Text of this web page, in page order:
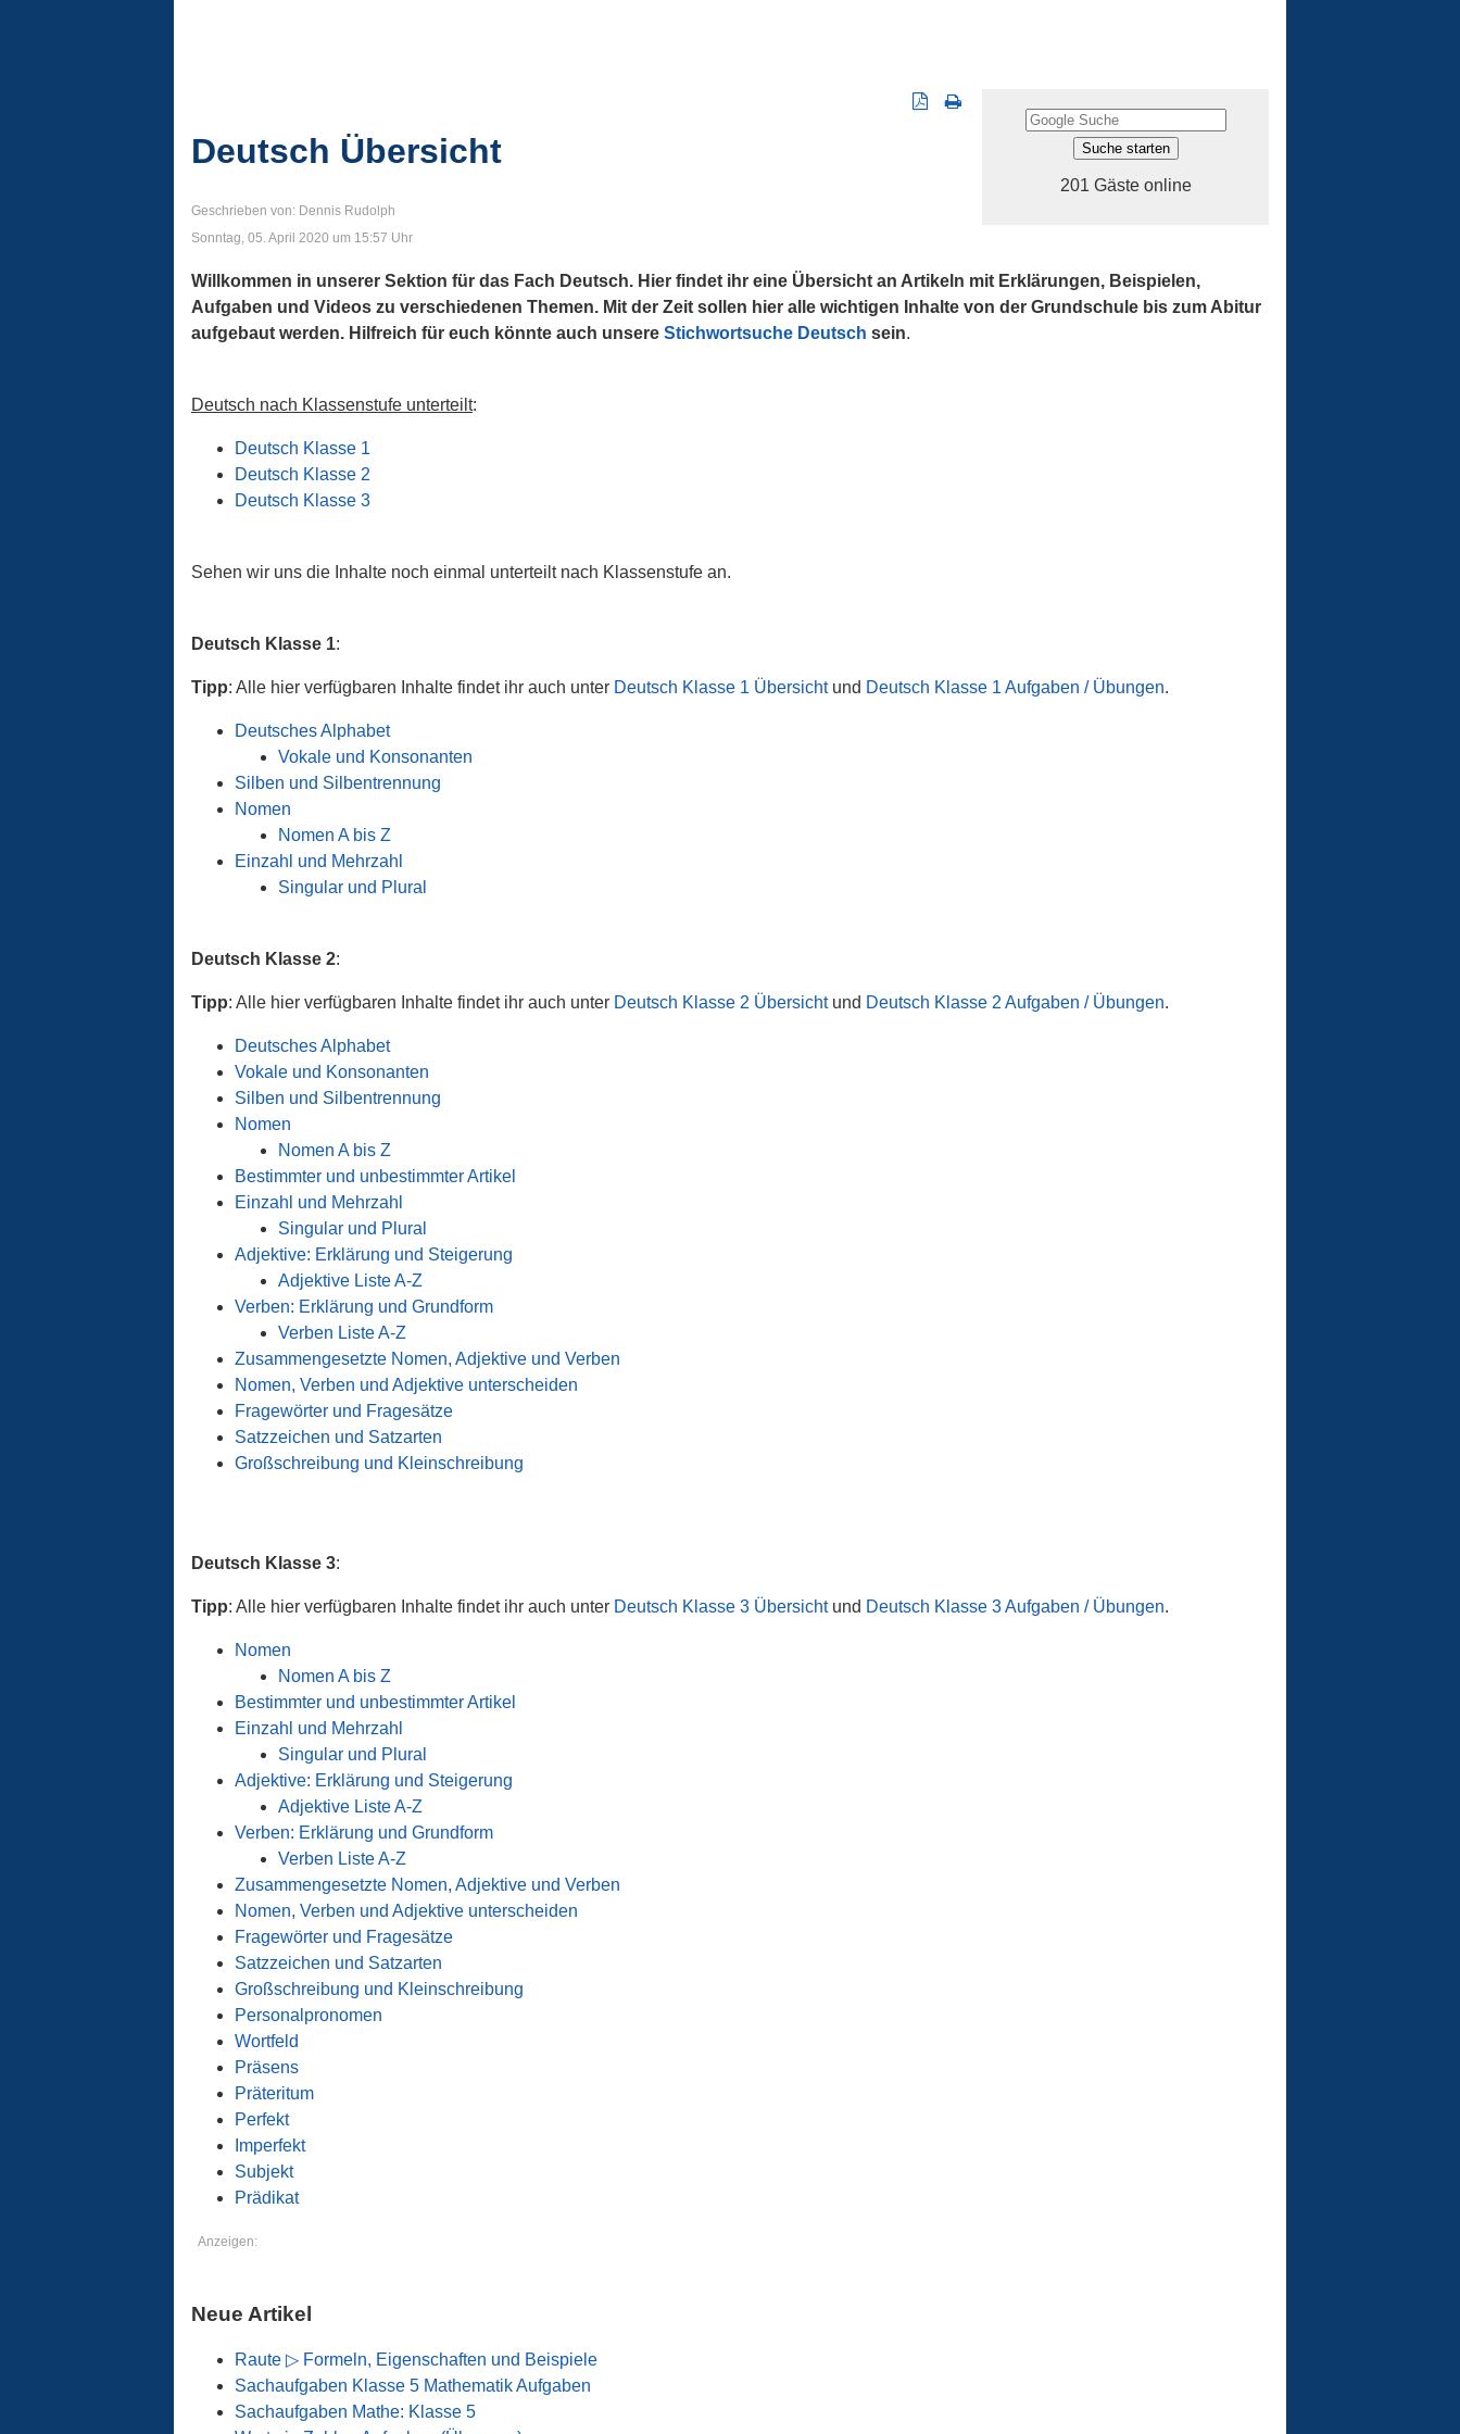
201 Gäste online
Deutsch Übersicht
Geschrieben von: Dennis Rudolph
Sonntag, 05. April 2020 um 15:57 Uhr
Willkommen in unserer Sektion für das Fach Deutsch. Hier findet ihr eine Übersicht an Artikeln mit Erklärungen, Beispielen,
Aufgaben und Videos zu verschiedenen Themen. Mit der Zeit sollen hier alle wichtigen Inhalte von der Grundschule bis zum Abitur
aufgebaut werden. Hilfreich für euch könnte auch unsere Stichwortsuche Deutsch sein.
Deutsch nach Klassenstufe unterteilt:
Deutsch Klasse 1
Deutsch Klasse 2
Deutsch Klasse 3
Sehen wir uns die Inhalte noch einmal unterteilt nach Klassenstufe an.
Deutsch Klasse 1:
Tipp: Alle hier verfügbaren Inhalte findet ihr auch unter Deutsch Klasse 1 Übersichtund Deutsch Klasse 1 Aufgaben / Übungen.
Deutsches Alphabet
Vokale und Konsonanten
Silben und Silbentrennung
Nomen
Nomen A bis Z
Einzahl und Mehrzahl
Singular und Plural
Deutsch Klasse 2:
Tipp: Alle hier verfügbaren Inhalte findet ihr auch unter Deutsch Klasse 2 Übersichtund Deutsch Klasse 2 Aufgaben / Übungen.
Deutsches Alphabet
Vokale und Konsonanten
Silben und Silbentrennung
Nomen
Nomen A bis Z
Bestimmter und unbestimmter Artikel
Einzahl und Mehrzahl
Singular und Plural
Adjektive: Erklärung und Steigerung
Adjektive Liste A-Z
Verben: Erklärung und Grundform
Verben Liste A-Z
Zusammengesetzte Nomen, Adjektive und Verben
Nomen, Verben und Adjektive unterscheiden
Fragewörter und Fragesätze
Satzzeichen und Satzarten
Großschreibung und Kleinschreibung
Deutsch Klasse 3:
Tipp: Alle hier verfügbaren Inhalte findet ihr auch unter Deutsch Klasse 3 Übersichtund Deutsch Klasse 3 Aufgaben / Übungen.
Nomen
Nomen A bis Z
Bestimmter und unbestimmter Artikel
Einzahl und Mehrzahl
Singular und Plural
Adjektive: Erklärung und Steigerung
Adjektive Liste A-Z
Verben: Erklärung und Grundform
Verben Liste A-Z
Zusammengesetzte Nomen, Adjektive und Verben
Nomen, Verben und Adjektive unterscheiden
Fragewörter und Fragesätze
Satzzeichen und Satzarten
Großschreibung und Kleinschreibung
Personalpronomen
Wortfeld
Präsens
Präteritum
Perfekt
Imperfekt
Subjekt
Prädikat
Anzeigen:
Neue Artikel
Raute ▷ Formeln, Eigenschaften und Beispiele
Sachaufgaben Klasse 5 Mathematik Aufgaben
Sachaufgaben Mathe: Klasse 5